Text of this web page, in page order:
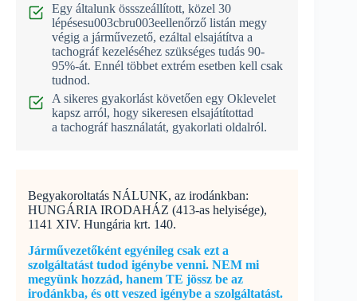
Egy általunk össszeállított, közel 30
lépésesu003cbru003eellenőrző listán megy
végig a járművezető, ezáltal elsajátítva a
tachográf kezeléséhez szükséges tudás 90-
95%-át. Ennél többet extrém esetben kell csak
tudnod.
A sikeres gyakorlást követően egy Oklevelet
kapsz arról, hogy sikeresen elsajátítottad
a tachográf használatát, gyakorlati oldalról.
Begyakoroltatás NÁLUNK, az irodánkban:
HUNGÁRIA IRODAHÁZ (413-as helyisége),
1141 XIV. Hungária krt. 140.
Járművezetőként egyénileg csak ezt a
szolgáltatást tudod igénybe venni. NEM mi
megyünk hozzád, hanem TE jössz be az
irodánkba, és ott veszed igénybe a szolgáltatást.